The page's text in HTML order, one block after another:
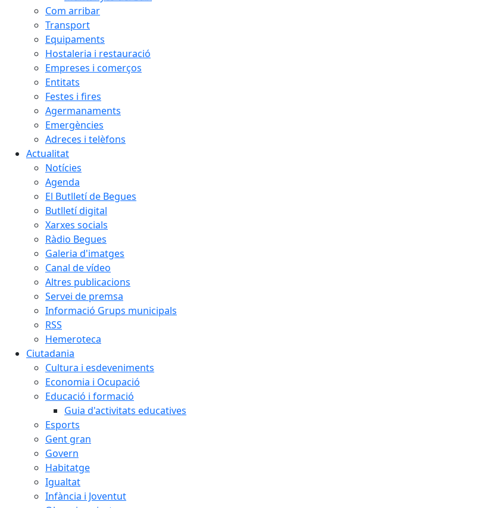
Com arribar
Transport
Equipaments
Hostaleria i restauració
Empreses i comerços
Entitats
Festes i fires
Agermanaments
Emergències
Adreces i telèfons
Actualitat
Notícies
Agenda
El Butlletí de Begues
Butlletí digital
Xarxes socials
Ràdio Begues
Galeria d'imatges
Canal de vídeo
Altres publicacions
Servei de premsa
Informació Grups municipals
RSS
Hemeroteca
Ciutadania
Cultura i esdeveniments
Economia i Ocupació
Educació i formació
Guia d'activitats educatives
Esports
Gent gran
Govern
Habitatge
Igualtat
Infància i Joventut